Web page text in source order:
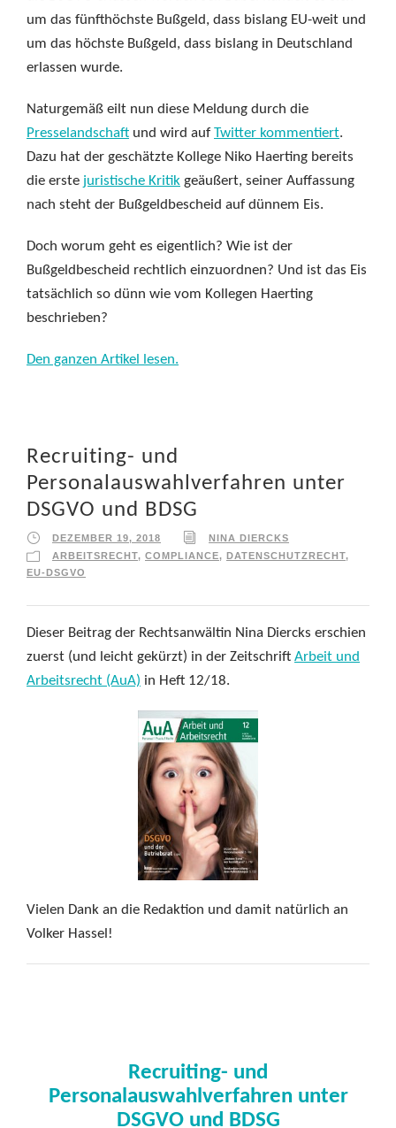
um das fünfthöchste Bußgeld, dass bislang EU-weit und
um das höchste Bußgeld, dass bislang in Deutschland
erlassen wurde.
Naturgemäß eilt nun diese Meldung durch die
Presselandschaft und wird auf Twitter kommentiert.
Dazu hat der geschätzte Kollege Niko Haerting bereits
die erste juristische Kritik geäußert, seiner Auffassung
nach steht der Bußgeldbescheid auf dünnem Eis.
Doch worum geht es eigentlich? Wie ist der
Bußgeldbescheid rechtlich einzuordnen? Und ist das Eis
tatsächlich so dünn wie vom Kollegen Haerting
beschrieben?
Den ganzen Artikel lesen.
Recruiting- und
Personalauswahlverfahren unter
DSGVO und BDSG
DEZEMBER 19, 2018
NINA DIERCKS
ARBEITSRECHT, COMPLIANCE, DATENSCHUTZRECHT,
EU-DSGVO
Dieser Beitrag der Rechtsanwältin Nina Diercks erschien
zuerst (und leicht gekürzt) in der Zeitschrift Arbeit und
Arbeitsrecht (AuA) in Heft 12/18.
Vielen Dank an die Redaktion und damit natürlich an
Volker Hassel!
Recruiting- und
Personalauswahlverfahren unter
DSGVO und BDSG